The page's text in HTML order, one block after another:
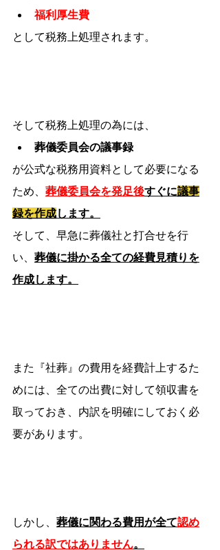
福利厚生費
として税務上処理されます。
そして税務上処理の為には、
葬儀委員会の議事録
が公式な税務用資料として必要になる
ため、 葬儀委員会を発足後すぐに議事
録を作成します。
そして、早急に葬儀社と打合せを行
い、 葬儀に掛かる全ての経費見積りを
作成します。
また『社葬』の費用を経費計上するた
めには、全ての出費に対して領収書を
取っておき、内訳を明確にしておく必
要があります。
しかし、 葬儀に関わる費用が全て認め
られる訳ではありません。